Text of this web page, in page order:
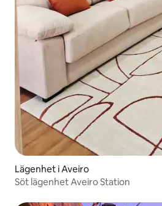
Lägenhet i Aveiro
Söt lägenhet Aveiro Station